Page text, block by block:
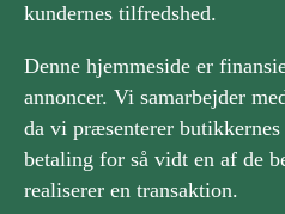
kundernes tilfredshed.
Denne hjemmeside er
annoncer. Vi samarbejder
da vi præsenterer
betaling for så vidt en af de
realiserer en transaktion.